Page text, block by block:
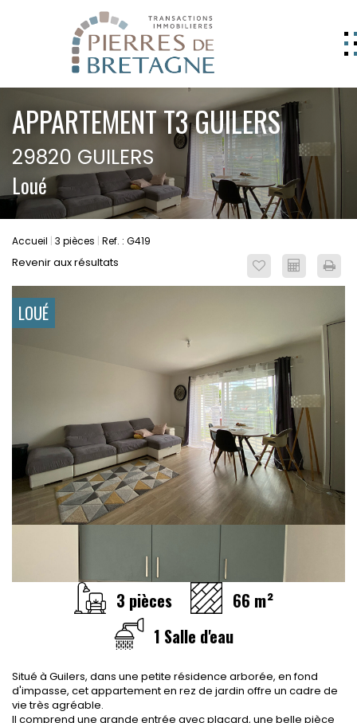
NOS BIENS
GERER
NOS AGENCES
ESTIMATION
CONTACT
EXTRANET
APPARTEMENT T3 GUILERS
29820 GUILERS
Loué
Accueil 3 pièces Ref. : G419
Revenir aux résultats
LOUÉ
3 pièces
66 m²
1 Salle d'eau
Situé à Guilers, dans une petite résidence arborée, en fond
d'impasse, cet appartement en rez de jardin offre un cadre de
vie très agréable.
Il comprend une grande entrée avec placard, une belle pièce